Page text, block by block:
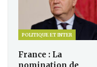
POLITIQUE ET INTER
France : La